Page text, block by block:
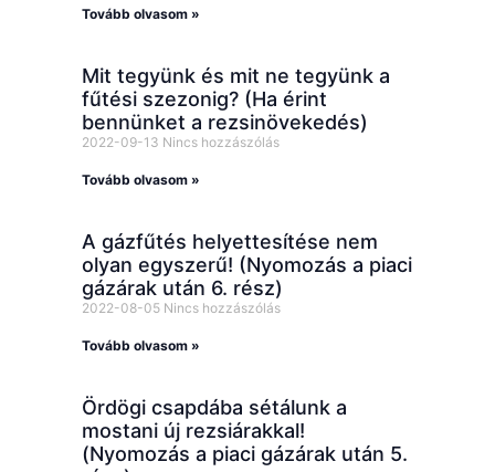
Tovább olvasom »
Mit tegyünk és mit ne tegyünk a
fűtési szezonig? (Ha érint
bennünket a rezsinövekedés)
2022-09-13 Nincs hozzászólás
Tovább olvasom »
A gázfűtés helyettesítése nem
olyan egyszerű! (Nyomozás a piaci
gázárak után 6. rész)
2022-08-05 Nincs hozzászólás
Tovább olvasom »
Ördögi csapdába sétálunk a
mostani új rezsiárakkal!
(Nyomozás a piaci gázárak után 5.